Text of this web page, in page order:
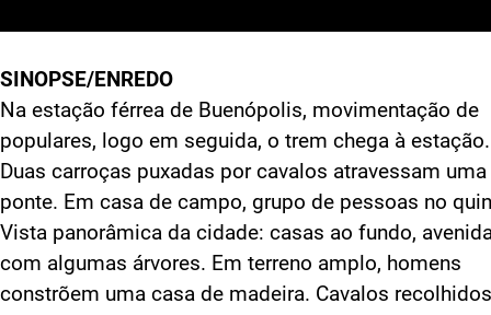
SINOPSE/ENREDO
Na estação férrea de Buenópolis, movimentação de
populares, logo em seguida, o trem chega à estação.
Duas carroças puxadas por cavalos atravessam uma
ponte. Em casa de campo, grupo de pessoas no
Vista panorâmica da cidade: casas ao fundo,
com algumas árvores. Em terreno amplo, homens
constrõem uma casa de madeira. Cavalos recolhidos